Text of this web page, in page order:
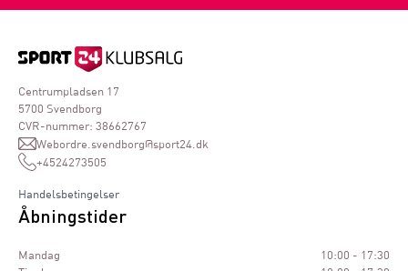
Centrumpladsen 17
5700 Svendborg
CVR-nummer: 38662767
Webordre.svendborg@sport24.dk
+4524273505
Handelsbetingelser
Åbningstider
Mandag
10:00 - 17:30